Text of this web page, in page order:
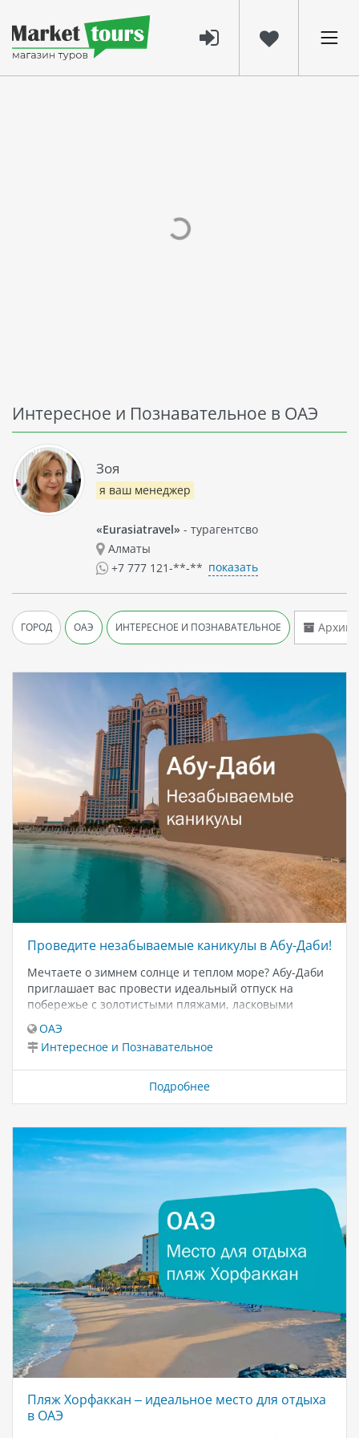
Интересное и Познавательное в ОАЭ
Проведите незабываемые каникулы в Абу-Даби!
Мечтаете о зимнем солнце и теплом море? Абу-Даби
приглашает вас провести идеальный отпуск на
побережье с золотистыми пляжами, ласковыми
Здесь вас ждут просторные пляжи с первоклассным
сервисом, уютные семейные отели и насыщенная
программа развлечений для взрослых и детей.
Пляжный отдых Абу-Даби славится своими
великолепными курортами, где можно наслаждаться
Club — это идеальное место для тех, кто ценит
атмосферу праздника и первоклассное обслуживание.
Для семейного отдыха подойдут пляжи с мягким
песком и спокойной водой, где дети могут играть в
полной безопасности. Развлечения для всей семьи
Аквапарки и аттракционы.…
ОАЭ
Интересное и Познавательное
Подробнее
Пляж Хорфаккан – идеальное место для отдыха
в ОАЭ
Зоя
я ваш менеджер
«Eurasiatravel» - турагентсво
Алматы
+7 777 121-**-** показать
ГОРОД ОАЭ ИНТЕРЕСНОЕ И ПОЗНАВАТЕЛЬНОЕ Архив